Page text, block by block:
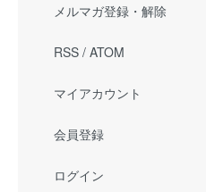
メルマガ登録・解除
RSS / ATOM
マイアカウント
会員登録
ログイン